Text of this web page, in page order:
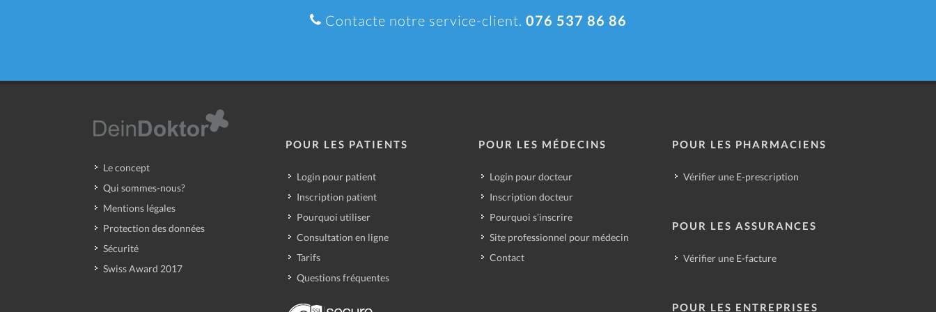
Contacte notre service-client. 076 537 86 86
Le concept
Qui sommes-nous?
Mentions légales
Protection des données
Sécurité
Swiss Award 2017
POUR LES PATIENTS
Login pour patient
Inscription patient
Pourquoi utiliser
Consultation en ligne
Tarifs
Questions fréquentes
POUR LES MÉDECINS
Login pour docteur
Inscription docteur
Pourquoi s’inscrire
Site professionnel pour médecin
Contact
POUR LES PHARMACIENS
Vérifier une E-prescription
POUR LES ASSURANCES
Vérifier une E-facture
POUR LES ENTREPRISES